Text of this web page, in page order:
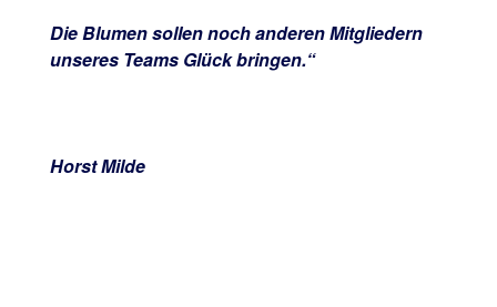
Die Blumen sollen noch anderen Mitgliedern
unseres Teams Glück bringen.“
Horst Milde